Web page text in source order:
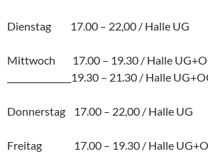
Dienstag 17.00 – 22,00 / Halle
Mittwoch 17.00 – 19.30 / Halle
_______________19.30 – 21.30 / Halle
Donnerstag 17.00 – 22,00 / Halle
Freitag 17.00 – 19.30 / Halle